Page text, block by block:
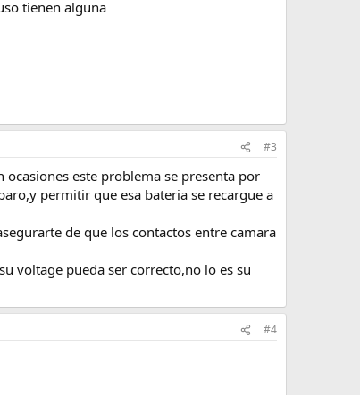
tienen alguna
#3
ocasiones este problema se presenta por
permitir que esa bateria se recargue a
de que los contactos entre camara
voltage pueda ser correcto,no lo es su
#4